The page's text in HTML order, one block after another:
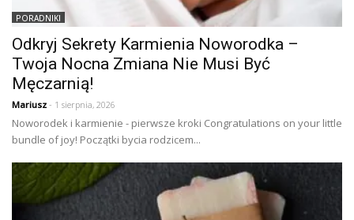
PORADNIKI
Odkryj Sekrety Karmienia Noworodka –
Twoja Nocna Zmiana Nie Musi Być
Męczarnią!
Mariusz - 1 sierpnia, 2026
Noworodek i karmienie - pierwsze kroki Congratulations on your little
bundle of joy! Początki bycia rodzicem...